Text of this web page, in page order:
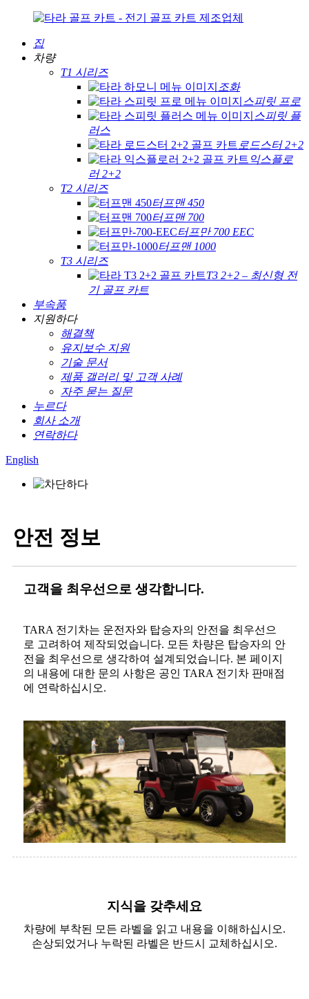
집
차량
T1 시리즈
조화
스피릿 프로
스피릿 플
러스
로드스터 2+2
익스플로
러 2+2
T2 시리즈
터프맨 450
터프맨 700
터프만 700 EEC
터프맨 1000
T3 시리즈
T3 2+2 – 최신형 전
기 골프 카트
부속품
지원하다
해결책
유지보수 지원
기술 문서
제품 갤러리 및 고객 사례
자주 묻는 질문
누르다
회사 소개
연락하다
English
안전 정보
고객을 최우선으로 생각합니다.
TARA 전기차는 운전자와 탑승자의 안전을 최우선으
로 고려하여 제작되었습니다. 모든 차량은 탑승자의 안
전을 최우선으로 생각하여 설계되었습니다. 본 페이지
의 내용에 대한 문의 사항은 공인 TARA 전기차 판매점
에 연락하십시오.
지식을 갖추세요
차량에 부착된 모든 라벨을 읽고 내용을 이해하십시오.
손상되었거나 누락된 라벨은 반드시 교체하십시오.